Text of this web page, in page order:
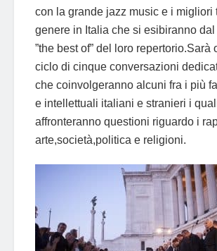
con la grande jazz music e i migliori
genere in Italia che si esibiranno
”the best of” del loro repertorio.Sarà
ciclo di cinque conversazioni
che coinvolgeranno alcuni fra i più
e intellettuali italiani e stranieri i
affronteranno questioni riguardo i
arte,società,politica e religioni.